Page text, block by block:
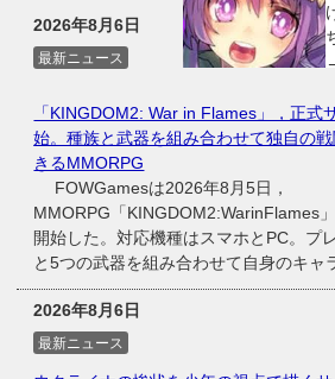
2026年8月6日
最新ニュース
「KINGDOM2: War in Flames」，正式
始。種族と武器を組み合わせて独自の
きるMMORPG
FOWGamesは2026年8月5日，
MMORPG「KINGDOM2:WarinFlames
開始した。対応機種はスマホとPC。プ
と5つの武器を組み合わせて自身のキャ
2026年8月6日
最新ニュース